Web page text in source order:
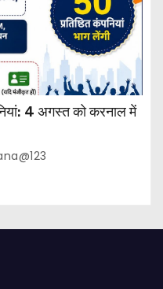
4 अगस्त को करनाल में